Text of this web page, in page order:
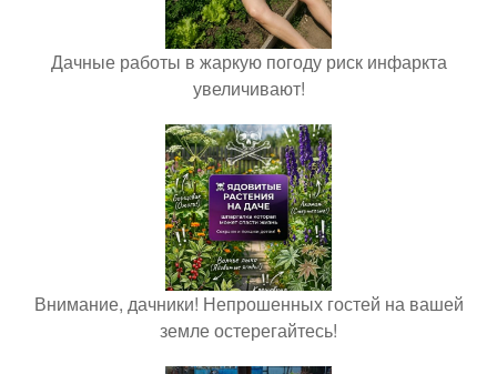
Дачные работы в жаркую погоду риск инфаркта
увеличивают!
Внимание, дачники! Непрошенных гостей на вашей
земле остерегайтесь!